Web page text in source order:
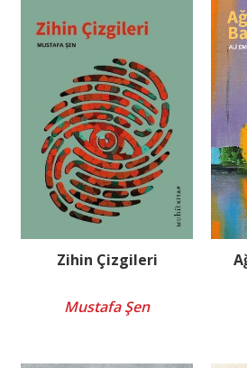
Zihin Çizgileri
Mustafa Şen